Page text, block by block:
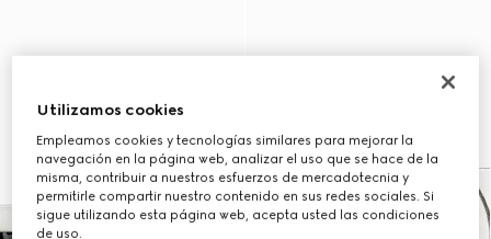
Utilizamos cookies
Empleamos cookies y tecnologías similares para mejorar la
navegación en la página web, analizar el uso que se hace de la
misma, contribuir a nuestros esfuerzos de mercadotecnia y
permitirle compartir nuestro contenido en sus redes sociales. Si
sigue utilizando esta página web, acepta usted las condiciones
de uso.